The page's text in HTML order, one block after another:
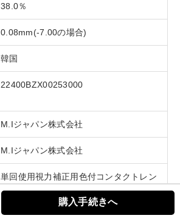
購入手続きへ
38.0％
0.08mm(-7.00の場合)
韓国
22400BZX00253000
M.Iジャパン株式会社
M.Iジャパン株式会社
単回使用視力補正用色付コンタクトレン
ズ
3～5営業日前後で発送（土日祝除く）